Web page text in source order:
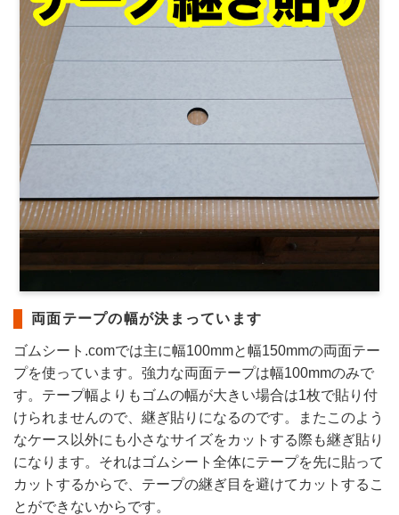
両面テープの幅が決まっています
ゴムシート.comでは主に幅100mmと幅150mmの両面テー
プを使っています。強力な両面テープは幅100mmのみで
す。テープ幅よりもゴムの幅が大きい場合は1枚で貼り付
けられませんので、継ぎ貼りになるのです。またこのよう
なケース以外にも小さなサイズをカットする際も継ぎ貼り
になります。それはゴムシート全体にテープを先に貼って
カットするからで、テープの継ぎ目を避けてカットするこ
とができないからです。